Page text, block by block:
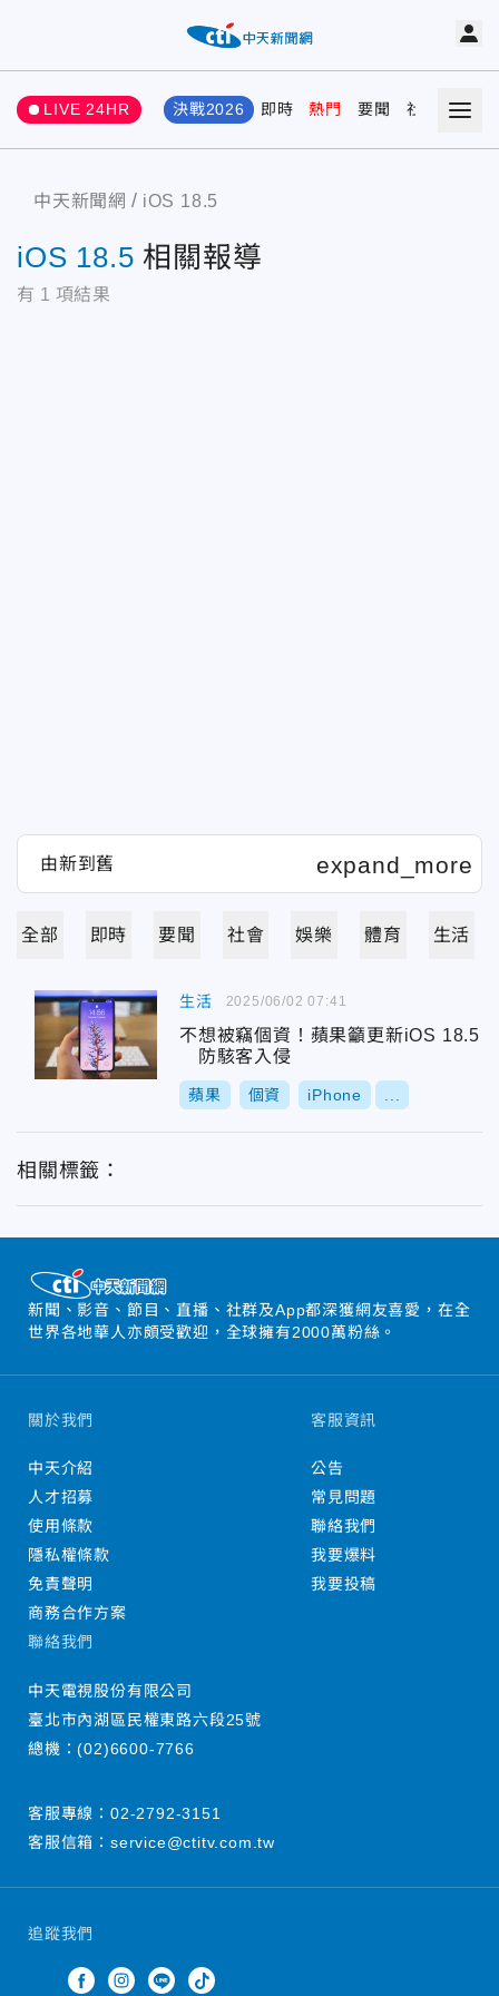
LIVE 24HR 決戰2026 即時 熱門 要聞 社會 娛樂
中天新聞網 iOS 18.5
iOS 18.5 相關報導
有 1 項結果
全部 即時 要聞 社會 娛樂 體育 生活
生活
不想被竊個資！蘋果籲更新iOS 18.5
防駭客入侵
蘋果 個資 iPhone
2025/06/02 07:41
相關標籤：
新聞、影音、節目、直播、社群及App都深獲網友喜愛，在全
世界各地華人亦頗受歡迎，全球擁有2000萬粉絲。
追蹤我們
關於我們
中天介紹
人才招募
使用條款
隱私權條款
免責聲明
商務合作方案
客服資訊
公告
常見問題
聯絡我們
我要爆料
我要投稿
聯絡我們
中天電視股份有限公司
臺北市內湖區民權東路六段25號
總機：(02)6600-7766
客服專線： 02-2792-3151
客服信箱： service@ctitv.com.tw